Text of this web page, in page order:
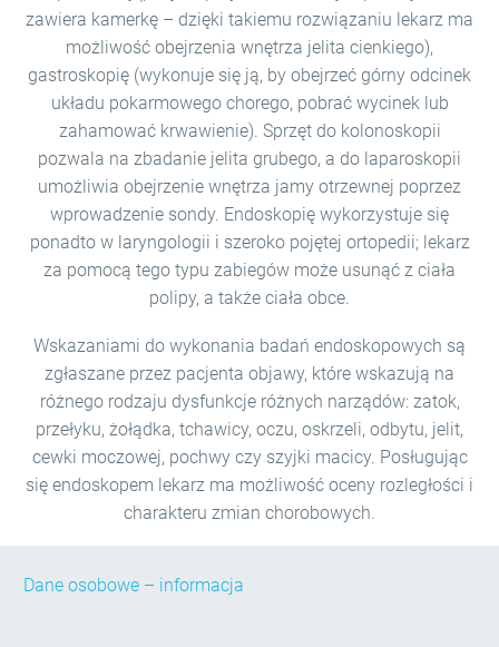
zawiera kamerkę – dzięki takiemu rozwiązaniu lekarz ma
możliwość obejrzenia wnętrza jelita cienkiego),
gastroskopię (wykonuje się ją, by obejrzeć górny odcinek
układu pokarmowego chorego, pobrać wycinek lub
zahamować krwawienie). Sprzęt do kolonoskopii
pozwala na zbadanie jelita grubego, a do laparoskopii
umożliwia obejrzenie wnętrza jamy otrzewnej poprzez
wprowadzenie sondy. Endoskopię wykorzystuje się
ponadto w laryngologii i szeroko pojętej ortopedii; lekarz
za pomocą tego typu zabiegów może usunąć z ciała
polipy, a także ciała obce.
Wskazaniami do wykonania badań endoskopowych są
zgłaszane przez pacjenta objawy, które wskazują na
różnego rodzaju dysfunkcje różnych narządów: zatok,
przełyku, żołądka, tchawicy, oczu, oskrzeli, odbytu, jelit,
cewki moczowej, pochwy czy szyjki macicy. Posługując
się endoskopem lekarz ma możliwość oceny rozległości i
charakteru zmian chorobowych.
Dane osobowe – informacja